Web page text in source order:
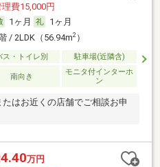
理費15,000円
1ヶ月
1ヶ月
/ 2LDK（56.94m2）
ス・トイレ別 駐車場(近隣含)
南向き
モニタ付インターホ
ン
はお近くの店舗でご相談お申
万円